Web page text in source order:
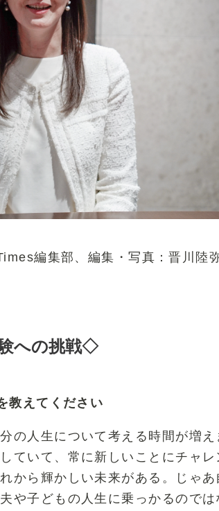
編集部、編集・写真：晋川
への挑戦◇
教えてください
の人生について考える時間が増
ていて、常に新しいことにチャ
から輝かしい未来がある。じゃ
や子どもの人生に乗っかるので